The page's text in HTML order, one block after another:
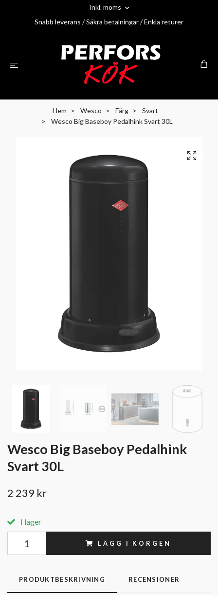
Inkl. moms
Snabb leverans / Säkra betalningar / Enkla returer
Hem Wesco Färg
Svart
Wesco Big Baseboy Pedalhink Svart 30L
Wesco Big Baseboy Pedalhink
Svart 30L
2 239 kr
I lager
LÄGG I KORGEN
PRODUKTBESKRIVNING RECENSIONER